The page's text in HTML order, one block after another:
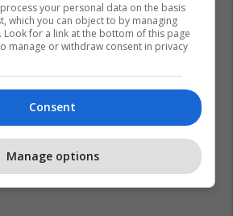
your personal data on the basis
which you can object to by managing
for a link at the bottom of this page
manage or withdraw consent in privacy
Consent
Manage options